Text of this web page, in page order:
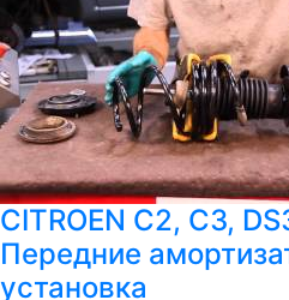
CITROEN C2, C3,
Передние
установка